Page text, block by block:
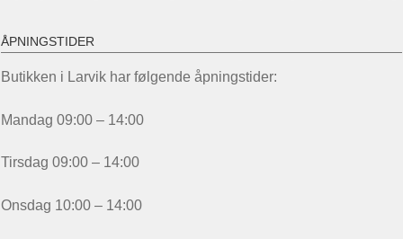
ÅPNINGSTIDER
Butikken i Larvik har følgende åpningstider:
Mandag 09:00 – 14:00
Tirsdag 09:00 – 14:00
Onsdag 10:00 – 14:00